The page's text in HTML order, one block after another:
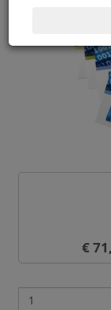
€